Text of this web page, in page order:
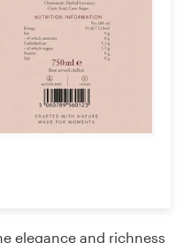
elegance and richness